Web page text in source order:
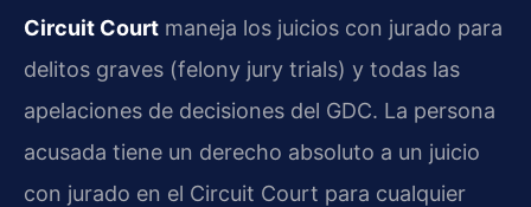
Circuit Court maneja los juicios con jurado para
delitos graves (felony jury trials) y todas las
apelaciones de decisiones del GDC. La persona
acusada tiene un derecho absoluto a un juicio
con jurado en el Circuit Court para cualquier